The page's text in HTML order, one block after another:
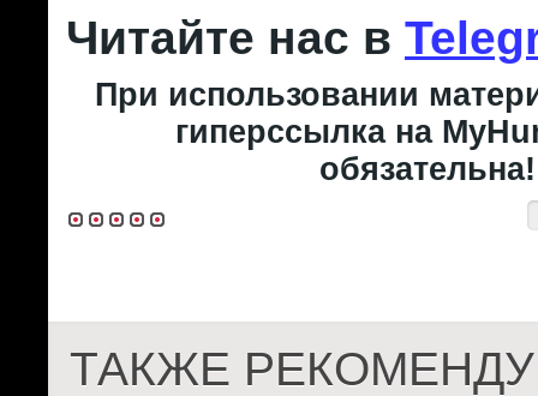
Читайте нас в
При использовании
гиперссылка на
обязательна!
ТАКЖЕ